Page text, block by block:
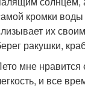
кромки воды
их
ра­кушки,
мне
и все